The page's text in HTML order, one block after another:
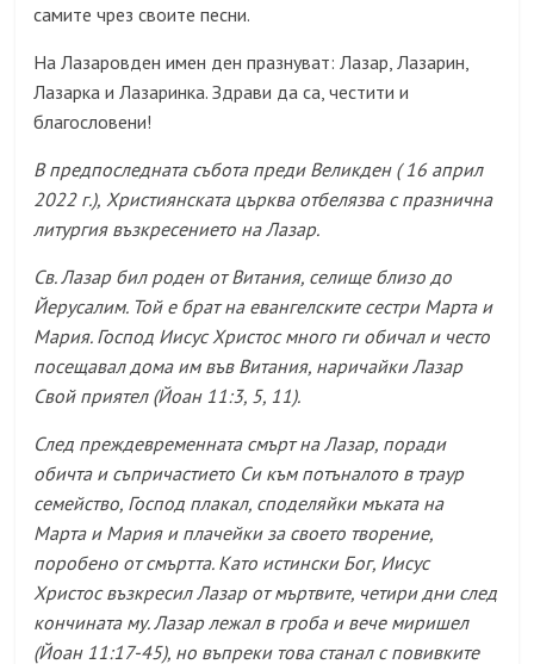
самите чрез своите песни.
На Лазаровден имен ден празнуват: Лазар, Лазарин,
Лазарка и Лазаринка. Здрави да са, честити и
благословени!
В предпоследната събота преди Великден ( 16 април
2022 г.), Християнската църква отбелязва с празнична
литургия възкресението на Лазар.
Св. Лазар бил роден от Витания, селище близо до
Йерусалим. Той е брат на евангелските сестри Марта и
Мария. Господ Иисус Христос много ги обичал и често
посещавал дома им във Витания, наричайки Лазар
Свой приятел (Йоан 11:3, 5, 11).
След преждевременната смърт на Лазар, поради
обичта и съпричастието Си към потъналото в траур
семейство, Господ плакал, споделяйки мъката на
Марта и Мария и плачейки за своето творение,
поробено от смъртта. Като истински Бог, Иисус
Христос възкресил Лазар от мъртвите, четири дни след
кончината му. Лазар лежал в гроба и вече миришел
(Йоан 11:17-45), но въпреки това станал с повивките